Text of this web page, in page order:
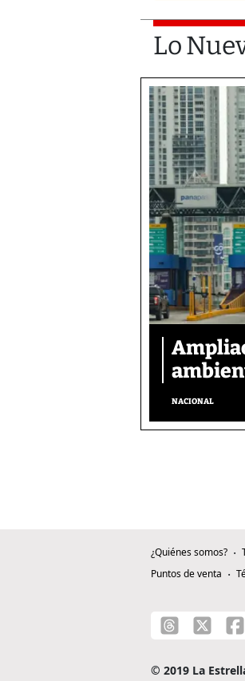
Lo
NACIONAL
¿Quiénes somos?
Puntos de venta
© 2019 La